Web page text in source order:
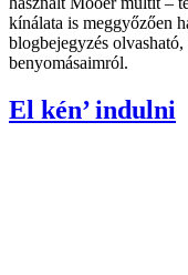
kínálata is meggyőzően
blogbejegyzés
benyomásaimról.
El kén’ indulni